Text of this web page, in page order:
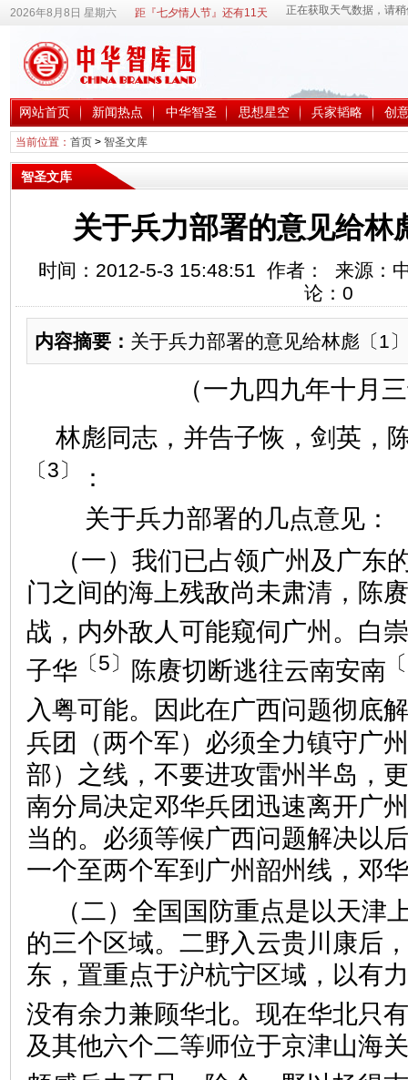
2026年8月8日 星期六 距『七夕情人节』还有11天
网站首页 新闻热点 中华智圣 思想星空 兵家韬略 创
当前位置： 首页> 智圣文库
智圣文库
关于兵力部署的意见给林
时间：2012-5-3 15:48:51 作者： 来源：
论： 0
内容摘要： 关于兵力部署的意见给林彪〔1
（一九四九年十月
林彪同志，并告子恢，剑英，
〔3〕
：
关于兵力部署的几点意见：
（一）我们已占领广州及广东
门之间的海上残敌尚未肃清，陈
战，内外敌人可能窥伺广州。白
子华〔5〕 陈赓切断逃往云南安南
入粤可能。因此在广西问题彻底
兵团（两个军）必须全力镇守广
部）之线，不要进攻雷州半岛，
南分局决定邓华兵团迅速离开广
当的。必须等候广西问题解决以
一个至两个军到广州韶州线，邓
（二）全国国防重点是以天津
的三个区域。二野入云贵川康后
东，置重点于沪杭宁区域，以有
没有余力兼顾华北。现在华北只
及其他六个二等师位于京津山海